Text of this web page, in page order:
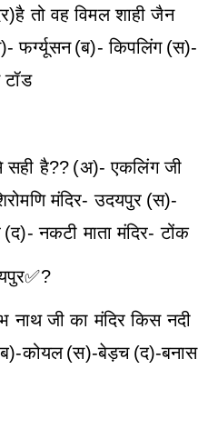
तो वह विमल शाही जैन
फर्ग्यूसन (ब)- किपलिंग (स)-
सही है?? (अ)- एकलिंग जी
मंदिर- उदयपुर (स)-
(द)- नकटी माता मंदिर- टोंक
जी का मंदिर किस नदी
कोयल (स)-बेड़च (द)-बनास